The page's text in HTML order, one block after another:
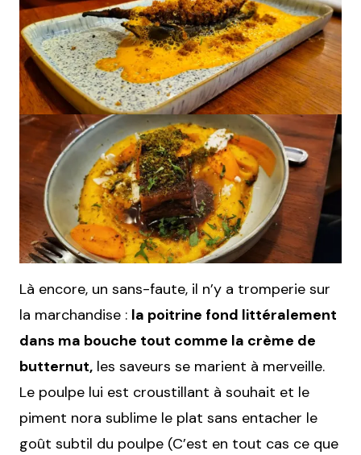
Là encore, un sans-faute, il n’y a tromperie sur
la marchandise : la poitrine fond littéralement
dans ma bouche tout comme la crème de
butternut, les saveurs se marient à merveille.
Le poulpe lui est croustillant à souhait et le
piment nora sublime le plat sans entacher le
goût subtil du poulpe (C’est en tout cas ce que